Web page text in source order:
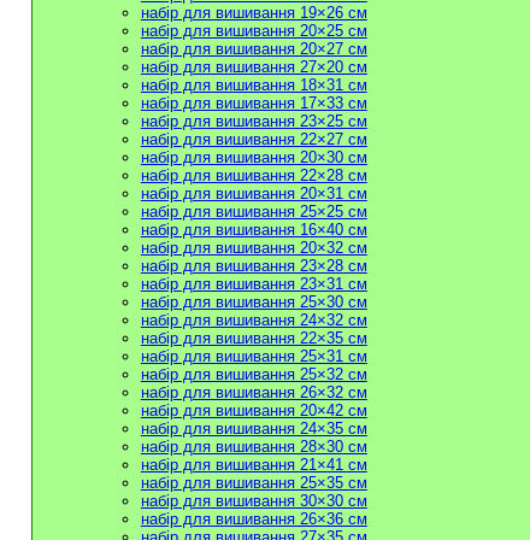
набір для вишивання 19×26 см
набір для вишивання 20×25 см
набір для вишивання 20×27 см
набір для вишивання 27×20 см
набір для вишивання 18×31 см
набір для вишивання 17×33 см
набір для вишивання 23×25 см
набір для вишивання 22×27 см
набір для вишивання 20×30 см
набір для вишивання 22×28 см
набір для вишивання 20×31 см
набір для вишивання 25×25 см
набір для вишивання 16×40 см
набір для вишивання 20×32 см
набір для вишивання 23×28 см
набір для вишивання 23×31 см
набір для вишивання 25×30 см
набір для вишивання 24×32 см
набір для вишивання 22×35 см
набір для вишивання 25×31 см
набір для вишивання 25×32 см
набір для вишивання 26×32 см
набір для вишивання 20×42 см
набір для вишивання 24×35 см
набір для вишивання 28×30 см
набір для вишивання 21×41 см
набір для вишивання 25×35 см
набір для вишивання 30×30 см
набір для вишивання 26×36 см